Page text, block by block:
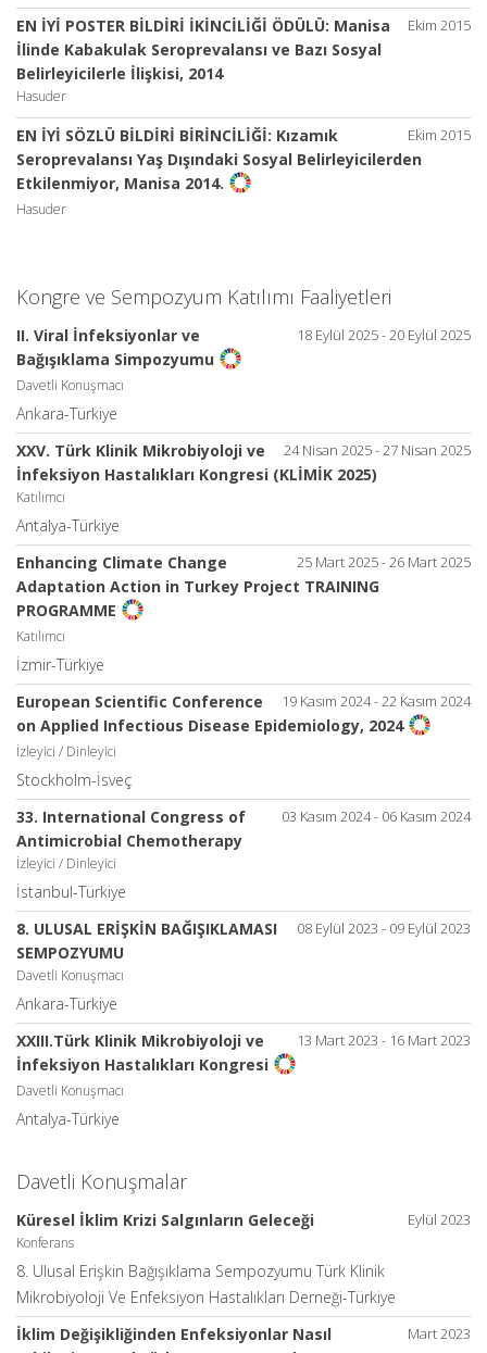
Ekim 2015
EN İYİ POSTER BİLDİRİ İKİNCİLİĞİ ÖDÜLÜ: Manisa
İlinde Kabakulak Seroprevalansı ve Bazı Sosyal
Belirleyicilerle İlişkisi, 2014
Hasuder
Ekim 2015
EN İYİ SÖZLÜ BİLDİRİ BİRİNCİLİĞİ: Kızamık
Seroprevalansı Yaş Dışındaki Sosyal Belirleyicilerden
Etkilenmiyor, Manisa 2014.
Hasuder
Kongre ve Sempozyum Katılımı Faaliyetleri
18 Eylül 2025 - 20 Eylül 2025
II. Viral İnfeksiyonlar ve
Bağışıklama Simpozyumu
Davetli Konuşmacı
Ankara-Türkiye
24 Nisan 2025 - 27 Nisan 2025
XXV. Türk Klinik Mikrobiyoloji ve
İnfeksiyon Hastalıkları Kongresi (KLİMİK 2025)
Katılımcı
Antalya-Türkiye
25 Mart 2025 - 26 Mart 2025
Enhancing Climate Change
Adaptation Action in Turkey Project TRAINING
PROGRAMME
Katılımcı
İzmir-Türkiye
19 Kasım 2024 - 22 Kasım 2024
European Scientific Conference
on Applied Infectious Disease Epidemiology, 2024
İzleyici / Dinleyici
Stockholm-İsveç
03 Kasım 2024 - 06 Kasım 2024
33. International Congress of
Antimicrobial Chemotherapy
İzleyici / Dinleyici
İstanbul-Türkiye
08 Eylül 2023 - 09 Eylül 2023
8. ULUSAL ERİŞKİN BAĞIŞIKLAMASI
SEMPOZYUMU
Davetli Konuşmacı
Ankara-Türkiye
13 Mart 2023 - 16 Mart 2023
XXIII.Türk Klinik Mikrobiyoloji ve
İnfeksiyon Hastalıkları Kongresi
Davetli Konuşmacı
Antalya-Türkiye
Davetli Konuşmalar
Eylül 2023
Küresel İklim Krizi Salgınların Geleceği
Konferans
8. Ulusal Erişkin Bağışıklama Sempozyumu Türk Klinik
Mikrobiyoloji Ve Enfeksiyon Hastalıkları Derneği-Türkiye
Mart 2023
İklim Değişikliğinden Enfeksiyonlar Nasıl